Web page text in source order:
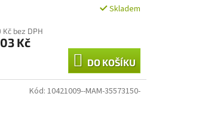
Skladem
Kč bez DPH
Kč
DO KOŠÍKU
Kód: 10421009--MAM-35573150-